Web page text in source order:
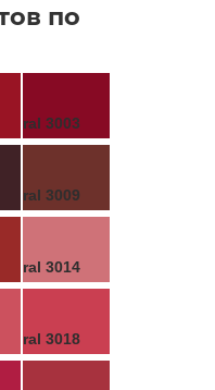
по
ral 3003
ral 3009
ral 3014
ral 3018